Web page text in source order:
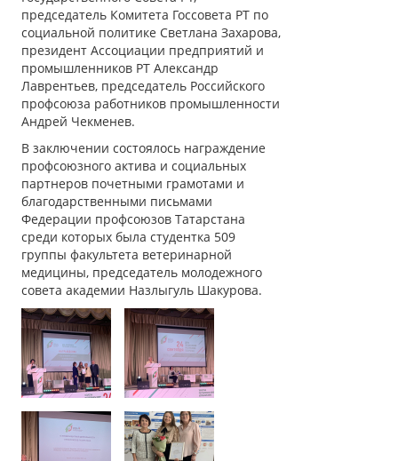
председатель Комитета Госсовета РТ по
социальной политике Светлана Захарова,
президент Ассоциации предприятий и
промышленников РТ Александр
Лаврентьев, председатель Российского
профсоюза работников промышленности
Андрей Чекменев.
В заключении состоялось награждение
профсоюзного актива и социальных
партнеров почетными грамотами и
благодарственными письмами
Федерации профсоюзов Татарстана
среди которых была студентка 509
группы факультета ветеринарной
медицины, председатель молодежного
совета академии Назлыгуль Шакурова.